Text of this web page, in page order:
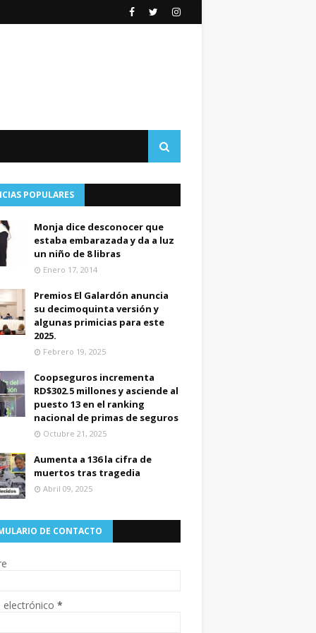
POPULARES
Monja dice desconocer que
estaba embarazada y da a luz
un niño de 8 libras
Enero 17, 2014
Premios El Galardón anuncia
su decimoquinta versión y
algunas primicias para este
2025.
Febrero 19, 2025
Coopseguros incrementa
RD$302.5 millones y asciende al
puesto 13 en el ranking
nacional de primas de seguros
Octubre 21, 2025
Aumenta a 136 la cifra de
muertos tras tragedia
Abril 09, 2025
DE CONTACTO
electrónico *